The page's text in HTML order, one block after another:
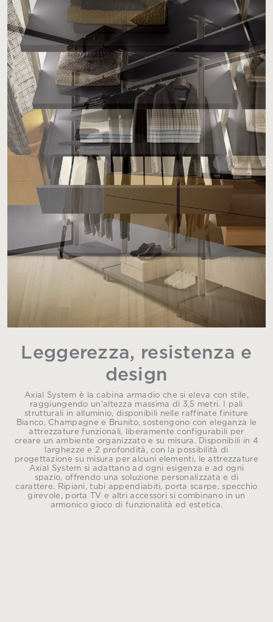
Leggerezza, resistenza e
design
Axial System è la cabina armadio che si eleva con stile,
raggiungendo un'altezza massima di 3,5 metri. I pali
strutturali in alluminio, disponibili nelle raffinate finiture
Bianco, Champagne e Brunito, sostengono con eleganza le
attrezzature funzionali, liberamente configurabili per
creare un ambiente organizzato e su misura. Disponibili in 4
larghezze e 2 profondità, con la possibilità di
progettazione su misura per alcuni elementi, le attrezzature
Axial System si adattano ad ogni esigenza e ad ogni
spazio, offrendo una soluzione personalizzata e di
carattere. Ripiani, tubi appendiabiti, porta scarpe, specchio
girevole, porta TV e altri accessori si combinano in un
armonico gioco di funzionalità ed estetica.